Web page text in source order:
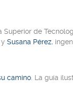
Superior de
y Susana Pérez,
camino . La guía